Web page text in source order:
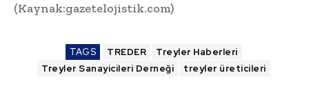
(Kaynak:gazetelojistik.com)
TAGS TREDER
Treyler Haberleri
Treyler Sanayicileri Derneği
treyler üreticileri